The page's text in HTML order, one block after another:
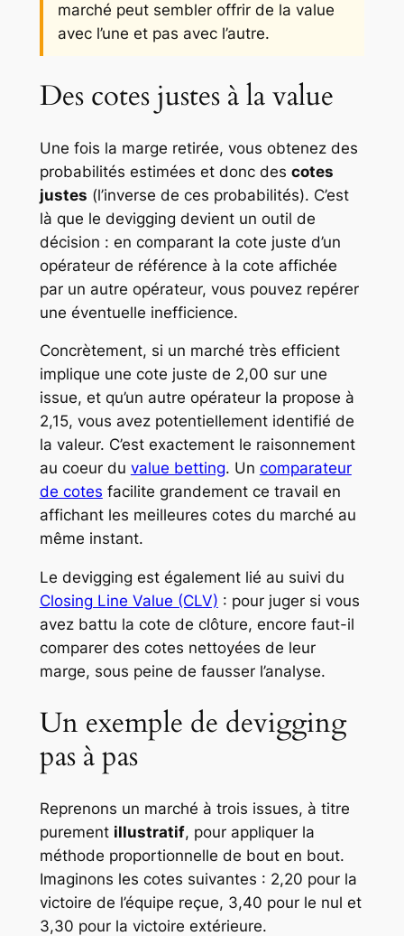
marché peut sembler offrir de la value
avec l’une et pas avec l’autre.
Des cotes justes à la value
Une fois la marge retirée, vous obtenez des
probabilités estimées et donc des cotes
justes (l’inverse de ces probabilités). C’est
là que le devigging devient un outil de
décision : en comparant la cote juste d’un
opérateur de référence à la cote affichée
par un autre opérateur, vous pouvez repérer
une éventuelle inefficience.
Concrètement, si un marché très efficient
implique une cote juste de 2,00 sur une
issue, et qu’un autre opérateur la propose à
2,15, vous avez potentiellement identifié de
la valeur. C’est exactement le raisonnement
au coeur du value betting. Un comparateur
de cotes facilite grandement ce travail en
affichant les meilleures cotes du marché au
même instant.
Le devigging est également lié au suivi du
Closing Line Value (CLV) : pour juger si vous
avez battu la cote de clôture, encore faut-il
comparer des cotes nettoyées de leur
marge, sous peine de fausser l’analyse.
Un exemple de devigging
pas à pas
Reprenons un marché à trois issues, à titre
purement illustratif, pour appliquer la
méthode proportionnelle de bout en bout.
Imaginons les cotes suivantes : 2,20 pour la
victoire de l’équipe reçue, 3,40 pour le nul et
3,30 pour la victoire extérieure.